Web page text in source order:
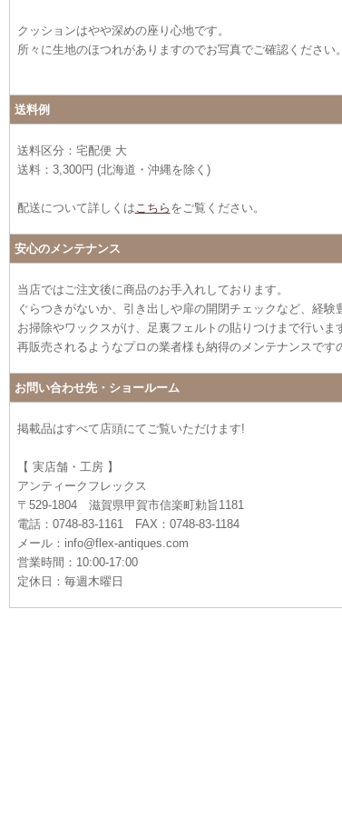
クッションはやや深めの座り心地です。
所々に生地のほつれがありますのでお写真でご確認ください。
送料例
送料区分：宅配便 大
送料：3,300円 (北海道・沖縄を除く)
配送について詳しくは こちら をご覧ください。
安心のメンテナンス
当店ではご注文後に商品のお手入れしております。
ぐらつきがないか、引き出しや扉の開閉チェックなど、経
お掃除やワックスがけ、足裏フェルトの貼りつけまで行いま
再販売されるようなプロの業者様も納得のメンテナンスです
お問い合わせ先・ショールーム
掲載品はすべて店頭にてご覧いただけます!
【 実店舗・工房 】
アンティークフレックス
〒529-1804 滋賀県甲賀市信楽町勅旨1181
電話：0748-83-1161 FAX：0748-83-1184
メール：info@flex-antiques.com
営業時間：10:00-17:00
定休日：毎週木曜日